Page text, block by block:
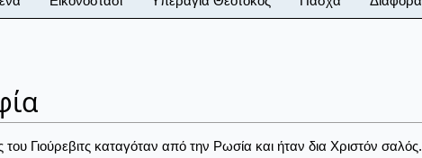
Γιούρεβιτς καταγόταν από την Ρωσία και ήταν δια Χριστόν σαλός.